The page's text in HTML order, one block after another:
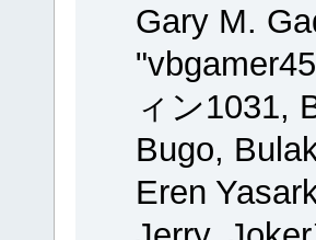
Gary M.
ィン1031,
Bugo,
Eren